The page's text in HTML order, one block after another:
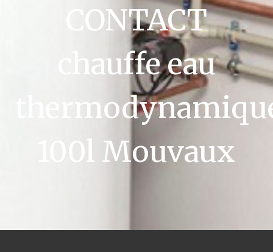
CONTACT
chauffe eau
100l Mouvaux